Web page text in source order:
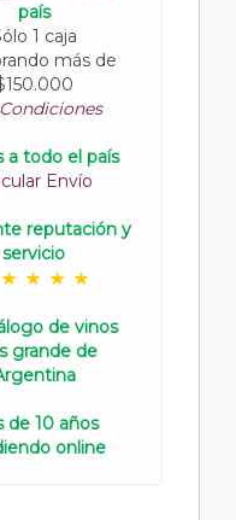
país
1 caja
más de
a todo el país
Envío
reputación y
servicio
de vinos
grande de
de 10 años
online